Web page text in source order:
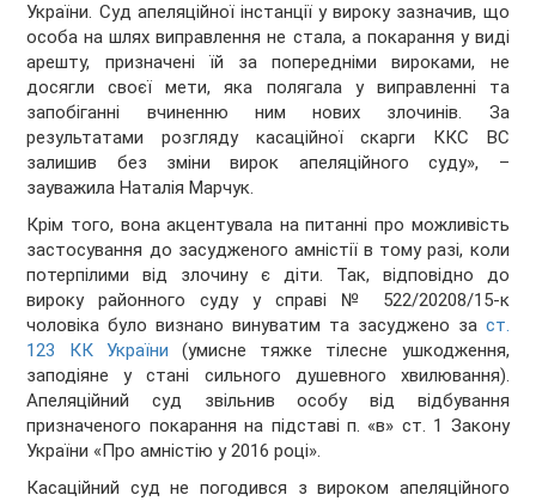
України. Суд апеляційної інстанції у вироку зазначив, що
особа на шлях виправлення не стала, а покарання у виді
арешту, призначені їй за попередніми вироками, не
досягли своєї мети, яка полягала у виправленні та
запобіганні вчиненню ним нових злочинів. За
результатами розгляду касаційної скарги ККС ВС
залишив без зміни вирок апеляційного суду», –
зауважила Наталія Марчук.
Крім того, вона акцентувала на питанні про можливість
застосування до засудженого амністії в тому разі, коли
потерпілими від злочину є діти. Так, відповідно до
вироку районного суду у справі № 522/20208/15-к
чоловіка було визнано винуватим та засуджено за ст.
123 КК України (умисне тяжке тілесне ушкодження,
заподіяне у стані сильного душевного хвилювання).
Апеляційний суд звільнив особу від відбування
призначеного покарання на підставі п. «в» ст. 1 Закону
України «Про амністію у 2016 році».
Касаційний суд не погодився з вироком апеляційного